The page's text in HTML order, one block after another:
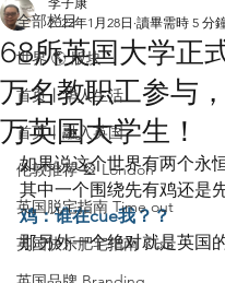
全部栏目
世界 🌎 版块
首页丨华人生活
首页丨融入英国
伦敦推荐 🎡 London
英国脱宅指南 Time out
英国快乐肥宅指南 Cola
68所英国大学正
万名教职工参与
万英国大学生！
2022年1月28日 讀畢需時 5 分
如果说这个世界有两个永
其中一个围绕先有鸡还是
鸡：谁在cue我？？
那另外一个绝对就是英国